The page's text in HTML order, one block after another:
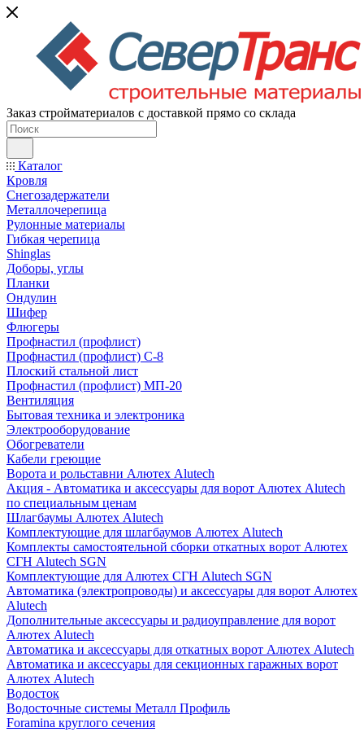
Заказ стройматериалов с доставкой прямо со склада
Каталог
Кровля
Снегозадержатели
Металлочерепица
Рулонные материалы
Гибкая черепица
Shinglas
Доборы, углы
Планки
Ондулин
Шифер
Флюгеры
Профнастил (профлист)
Профнастил (профлист) С-8
Плоский стальной лист
Профнастил (профлист) МП-20
Вентиляция
Бытовая техника и электроника
Электрооборудование
Обогреватели
Кабели греющие
Ворота и рольставни Алютех Alutech
Акция - Автоматика и аксессуары для ворот Алютех Alutech
по специальным ценам
Шлагбаумы Алютех Alutech
Комплектующие для шлагбаумов Алютех Alutech
Комплекты самостоятельной сборки откатных ворот Алютех
СГН Alutech SGN
Комплектующие для Алютех СГН Alutech SGN
Автоматика (электропроводы) и аксессуары для ворот Алютех
Alutech
Дополнительные аксессуары и радиоуправление для ворот
Алютех Alutech
Автоматика и аксессуары для откатных ворот Алютех Alutech
Автоматика и аксессуары для секционных гаражных ворот
Алютех Alutech
Водосток
Водосточные системы Металл Профиль
Foramina круглого сечения